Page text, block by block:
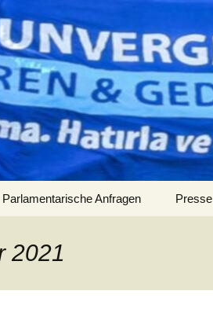
Parlamentarische Anfragen Presse
2021